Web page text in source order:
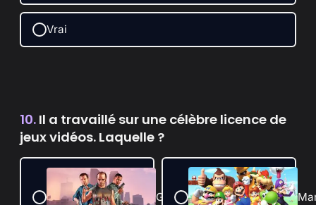
Vrai
10. Il a travaillé sur une célèbre licence de
jeux vidéos. Laquelle ?
GTA